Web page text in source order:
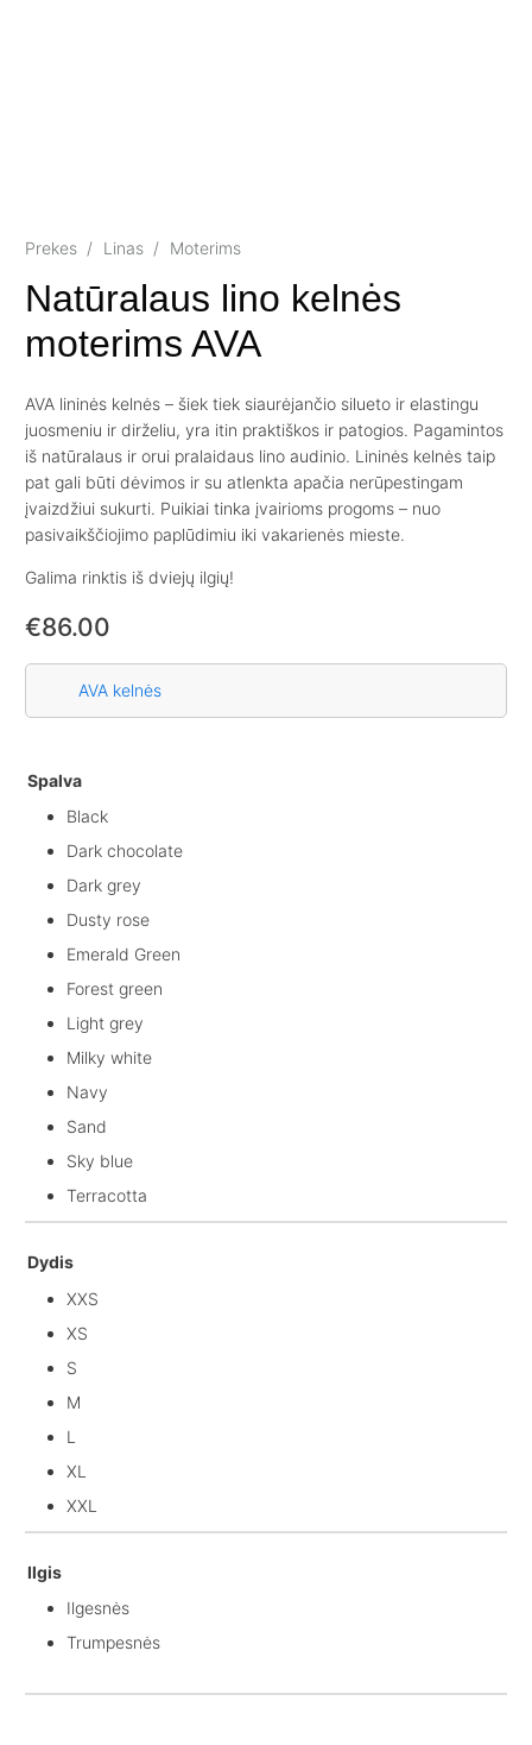
Prekes / Linas / Moterims
Natūralaus lino kelnės
moterims AVA
AVA lininės kelnės – šiek tiek siaurėjančio silueto ir elastingu
juosmeniu ir dirželiu, yra itin praktiškos ir patogios. Pagamintos
iš natūralaus ir orui pralaidaus lino audinio. Lininės kelnės taip
pat gali būti dėvimos ir su atlenkta apačia nerūpestingam
įvaizdžiui sukurti. Puikiai tinka įvairioms progoms – nuo
pasivaikščiojimo paplūdimiu iki vakarienės mieste.
Galima rinktis iš dviejų ilgių!
€86.00
AVA kelnės
Spalva
Black
Dark chocolate
Dark grey
Dusty rose
Emerald Green
Forest green
Light grey
Milky white
Navy
Sand
Sky blue
Terracotta
Dydis
XXS
XS
S
M
L
XL
XXL
Ilgis
Ilgesnės
Trumpesnės